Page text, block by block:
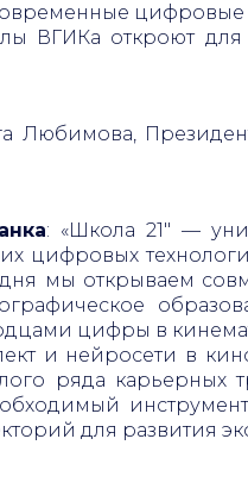
цифровые
ВГИКа откроют
Любимова,
: «Школа 21" —
цифровых
мы открываем
цифры в
и нейросети в
ряда карьерных
для развития